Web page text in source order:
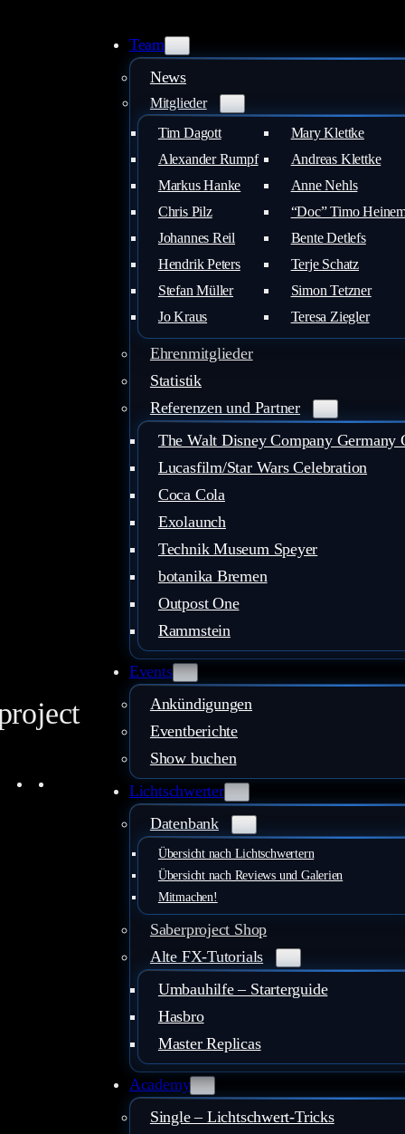
Team
News
Mitglieder
Tim Dagott
Alexander Rumpf
Markus Hanke
Chris Pilz
Johannes Reil
Hendrik Peters
Stefan Müller
Jo Kraus
Mary Klettke
Andreas Klettke
Anne Nehls
“Doc” Timo
Bente Detlefs
Terje Schatz
Simon Tetzner
Teresa Ziegler
Ehrenmitglieder
Statistik
Referenzen und Partner
The Walt Disney Company Germany
Lucasfilm/Star Wars Celebration
Coca Cola
Exolaunch
Technik Museum Speyer
botanika Bremen
Outpost One
Rammstein
Events
Ankündigungen
Eventberichte
Show buchen
Lichtschwerter
Datenbank
Übersicht nach Lichtschwertern
Übersicht nach Reviews und Galerien
Mitmachen!
Saberproject Shop
Alte FX-Tutorials
Umbauhilfe – Starterguide
Hasbro
Master Replicas
Academy
Single – Lichtschwert-Tricks